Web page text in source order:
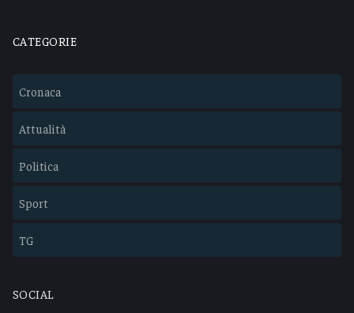
CATEGORIE
Cronaca
Attualità
Politica
Sport
TG
SOCIAL